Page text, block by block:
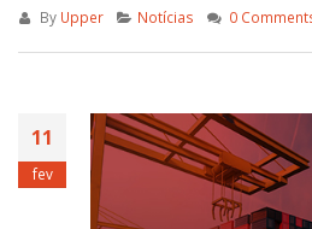
By Upper Notícias 0
11
fev